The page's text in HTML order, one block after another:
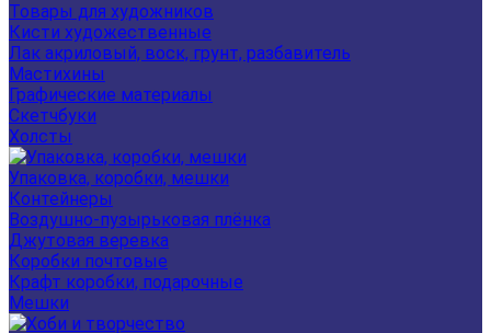
Товары для художников
Кисти художественные
Лак акриловый, воск, грунт, разбавитель
Мастихины
Графические материалы
Скетчбуки
Холсты
Упаковка, коробки, мешки
Контейнеры
Воздушно-пузырьковая плёнка
Джутовая веревка
Коробки почтовые
Крафт коробки, подарочные
Мешки